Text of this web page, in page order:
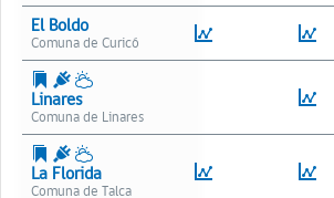
El Boldo
Curicó
Linares
Linares
La Florida
Talca